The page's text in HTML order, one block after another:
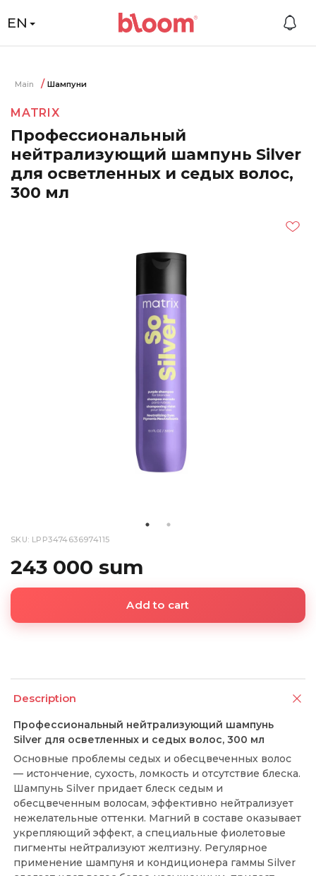
EN
Main Шампуни
MATRIX
Профессиональный
нейтрализующий шампунь Silver
для осветленных и седых волос,
300 мл
SKU: LPP3474636974115
243 000 sum
Add to cart
Description
Профессиональный нейтрализующий шампунь
Silver для осветленных и седых волос, 300 мл
Основные проблемы седых и обесцвеченных волос
— истончение, сухость, ломкость и отсутствие блеска.
Шампунь Silver придает блеск седым и
обесцвеченным волосам, эффективно нейтрализует
нежелательные оттенки. Магний в составе оказывает
укрепляющий эффект, а специальные фиолетовые
пигменты нейтрализуют желтизну. Регулярное
применение шампуня и кондиционера гаммы Silver